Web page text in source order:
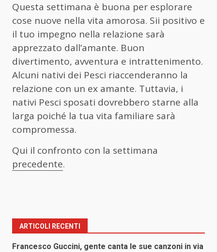
Questa settimana è buona per esplorare
cose nuove nella vita amorosa. Sii positivo e
il tuo impegno nella relazione sarà
apprezzato dall’amante. Buon
divertimento, avventura e intrattenimento.
Alcuni nativi dei Pesci riaccenderanno la
relazione con un ex amante. Tuttavia, i
nativi Pesci sposati dovrebbero starne alla
larga poiché la tua vita familiare sarà
compromessa.
Qui il confronto con la settimana
precedente.
ARTICOLI RECENTI
Francesco Guccini, gente canta le sue canzoni in via